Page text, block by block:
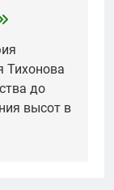
Тихонова
до
высот в